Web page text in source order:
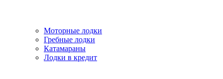
Моторные лодки
Гребные лодки
Катамараны
Лодки в кредит